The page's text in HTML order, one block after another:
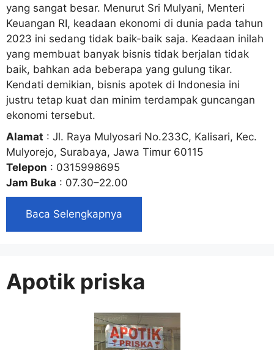
yang sangat besar. Menurut Sri Mulyani, Menteri
Keuangan RI, keadaan ekonomi di dunia pada tahun
2023 ini sedang tidak baik-baik saja. Keadaan inilah
yang membuat banyak bisnis tidak berjalan tidak
baik, bahkan ada beberapa yang gulung tikar.
Kendati demikian, bisnis apotek di Indonesia ini
justru tetap kuat dan minim terdampak guncangan
ekonomi tersebut.
Alamat : Jl. Raya Mulyosari No.233C, Kalisari, Kec.
Mulyorejo, Surabaya, Jawa Timur 60115
Telepon : 0315998695
Jam Buka : 07.30–22.00
Baca Selengkapnya
Apotik priska